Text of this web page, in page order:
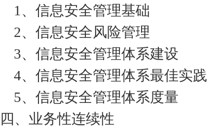
1、信息安全管理基础
2、信息安全风险管理
3、信息安全管理体系建设
4、信息安全管理体系最佳实践
5、信息安全管理体系度量
四、业务性连续性